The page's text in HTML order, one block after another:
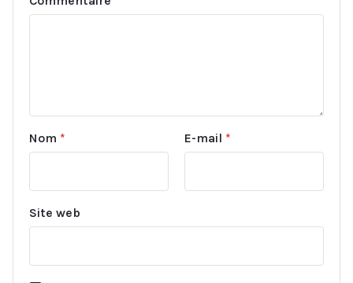
Nom * E-mail *
Site web